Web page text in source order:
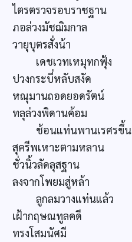
ไตรตรวจรอบราชฐาน
ภอล่วงมัชฌิมกาล
วายุบุตรสั่งน้า
เดชเวทเหมุทกฟุ้ง
ปวงกระบี่หลับสงัด
หณุมานถอดยอดรัตน์
ทลุล่วงพิดานค้อม
ช้อนแท่นพานเรศรขึ้น
สุครีพเหาะตามหลาน
ชั่วนิ้วลัดลุสฐาน
ลงจากโพยมสู่หล้า
ลูกลมวางแท่นแล้ว
เฝ้ากฤษณทูลคดี
ทรงโสมนัศมี